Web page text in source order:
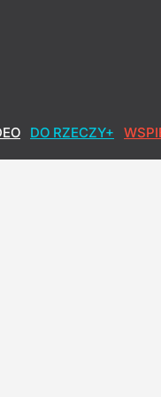
DO RZECZY+
"Mamy uwierzyć,